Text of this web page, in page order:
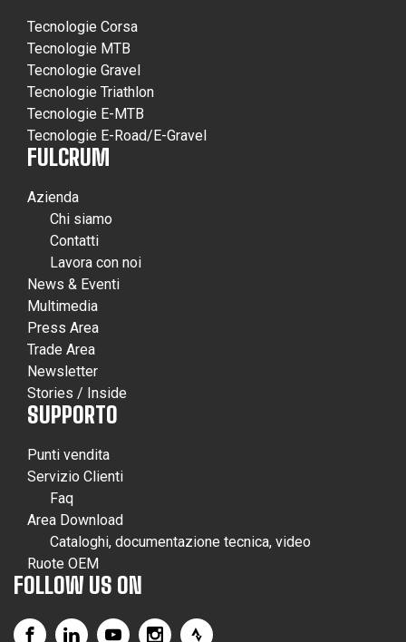
Tecnologie Corsa
Tecnologie MTB
Tecnologie Gravel
Tecnologie Triathlon
Tecnologie E-MTB
Tecnologie E-Road/E-Gravel
FULCRUM
Azienda
Chi siamo
Contatti
Lavora con noi
News & Eventi
Multimedia
Press Area
Trade Area
Newsletter
Stories / Inside
SUPPORTO
Punti vendita
Servizio Clienti
Faq
Area Download
Cataloghi, documentazione tecnica, video
Ruote OEM
FOLLOW US ON